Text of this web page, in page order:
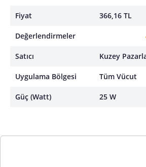
Fiyat
Değerlendirmeler
Satıcı
Uygulama Bölgesi
Güç (Watt)
366,16 TL
Kuzey
Tüm Vücut
25 W